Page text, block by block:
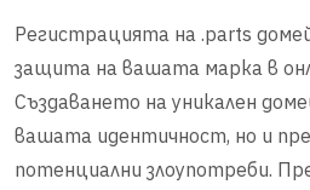
Регистрацията на .parts
защита на вашата марка в
Създаването на уникален
вашата идентичност, но и
потенциални злоупотреби.